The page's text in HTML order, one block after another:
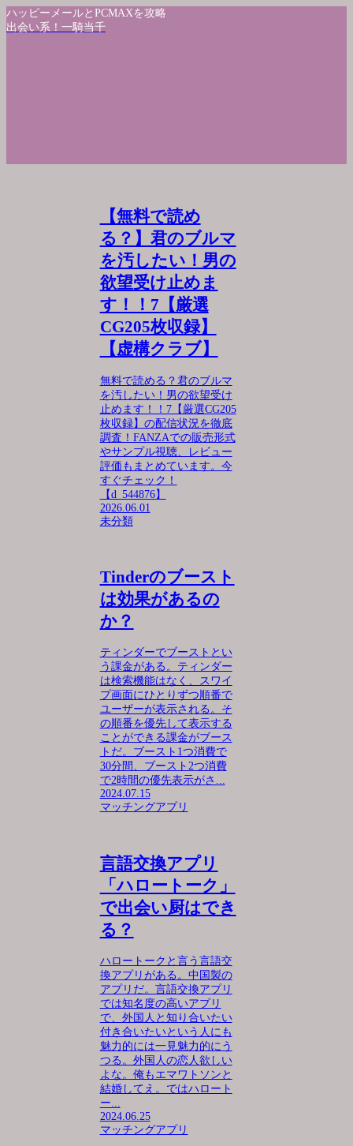
ハッピーメールとPCMAXを攻略
出会い系！一騎当千
【無料で読め
る？】君のブルマ
を汚したい！男の
欲望受け止めま
す！！7【厳選
CG205枚収録】
【虚構クラブ】
無料で読める？君のブルマ
を汚したい！男の欲望受け
止めます！！7【厳選CG205
枚収録】の配信状況を徹底
調査！FANZAでの販売形式
やサンプル視聴、レビュー
評価もまとめています。今
すぐチェック！
【d_544876】
2026.06.01
未分類
Tinderのブースト
は効果があるの
か？
ティンダーでブーストとい
う課金がある。ティンダー
は検索機能はなく、スワイ
プ画面にひとりずつ順番で
ユーザーが表示される。そ
の順番を優先して表示する
ことができる課金がブース
トだ。ブースト1つ消費で
30分間、ブースト2つ消費
で2時間の優先表示がさ...
2024.07.15
マッチングアプリ
言語交換アプリ
「ハロートーク」
で出会い厨はでき
る？
ハロートークと言う言語交
換アプリがある。中国製の
アプリだ。言語交換アプリ
では知名度の高いアプリ
で、外国人と知り合いたい
付き合いたいという人にも
魅力的には一見魅力的にう
つる。外国人の恋人欲しい
よな。俺もエマワトソンと
結婚してえ。ではハロート
ー...
2024.06.25
マッチングアプリ